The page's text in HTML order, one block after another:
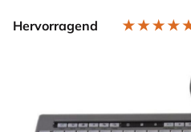
Hervorragend